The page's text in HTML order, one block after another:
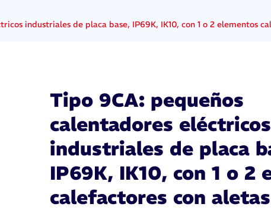
industriales de placa base, IP69K, IK10, con 1 o 2 elementos
Tipo 9CA: pequeños
calentadores eléctricos
industriales de placa
IP69K, IK10, con 1 o 2
calefactores con aletas